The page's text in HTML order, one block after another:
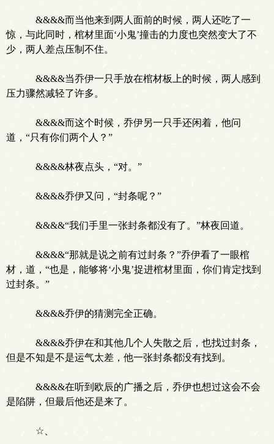
&&&&而当他来到两人面前的时候，两人还吃了一
惊，与此同时，棺材里面‘小鬼’撞击的力度也突然变大了不
少，两人差点压制不住。
&&&&当乔伊一只手放在棺材板上的时候，两人感到
压力骤然减轻了许多。
&&&&而这个时候，乔伊另一只手还闲着，他问
道，“只有你们两个人？”
&&&&林夜点头，“对。”
&&&&乔伊又问，“封条呢？”
&&&&“我们手里一张封条都没有了。”林夜回道。
&&&&“那就是说之前有过封条？”乔伊看了一眼棺
材，道，“也是，能够将‘小鬼’捉进棺材里面，你们肯定找到
过封条。”
&&&&乔伊的猜测完全正确。
&&&&乔伊在和其他几个人失散之后，也找过封条，
但是不知是不是运气太差，他一张封条都没有找到。
&&&&在听到欧辰的广播之后，乔伊也想过这会不会
是陷阱，但最后他还是来了。
☆、